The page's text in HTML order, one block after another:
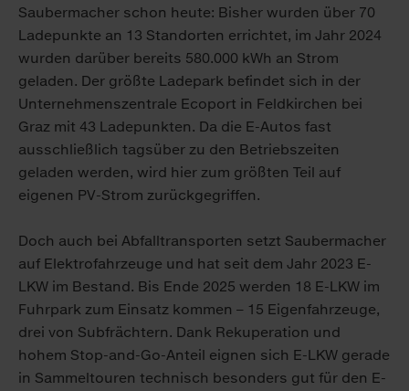
Saubermacher schon heute: Bisher wurden über 70
Ladepunkte an 13 Standorten errichtet, im Jahr 2024
wurden darüber bereits 580.000 kWh an Strom
geladen. Der größte Ladepark befindet sich in der
Unternehmenszentrale Ecoport in Feldkirchen bei
Graz mit 43 Ladepunkten. Da die E-Autos fast
ausschließlich tagsüber zu den Betriebszeiten
geladen werden, wird hier zum größten Teil auf
eigenen PV-Strom zurückgegriffen.
Doch auch bei Abfalltransporten setzt Saubermacher
auf Elektrofahrzeuge und hat seit dem Jahr 2023 E-
LKW im Bestand. Bis Ende 2025 werden 18 E-LKW im
Fuhrpark zum Einsatz kommen – 15 Eigenfahrzeuge,
drei von Subfrächtern. Dank Rekuperation und
hohem Stop-and-Go-Anteil eignen sich E-LKW gerade
in Sammeltouren technisch besonders gut für den E-